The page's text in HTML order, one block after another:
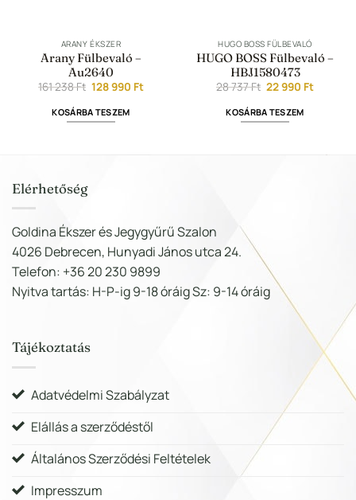
ARANY ÉKSZER
Arany Fülbevaló –
Au2640
161 238Ft Original
was:
161
128 990 FtCurrent
KOSÁRBA TESZEM
HUGO BOSS FÜLBEVALÓ
HUGO BOSS Fülbevaló –
HBJ1580473
28 737Ft Original
was:
28
22 990 FtCurrent
KOSÁRBA TESZEM
Elérhetőség
Goldina Ékszer és Jegygyűrű Szalon
4026 Debrecen, Hunyadi János utca 24.
Telefon: +36 20 230 9899
Nyitva tartás: H-P-ig 9-18 óráig Sz: 9-14 óráig
Tájékoztatás
Adatvédelmi Szabályzat
Elállás a szerződéstől
Általános Szerződési Feltételek
Impresszum